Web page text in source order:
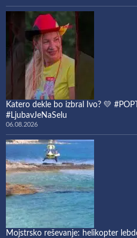
Katero dekle bo izbral Ivo? 💛
#LjubavJeNaSelu
06.08.2026
Mojstrsko reševanje: helikopter